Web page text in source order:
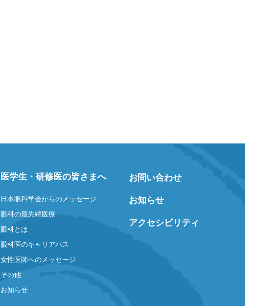
医学生・研修医の皆さまへ
日本眼科学会からのメッセージ
眼科の最先端医療
眼科とは
眼科医のキャリアパス
女性医師へのメッセージ
その他
お知らせ
お問い合わせ
お知らせ
アクセシビリティ